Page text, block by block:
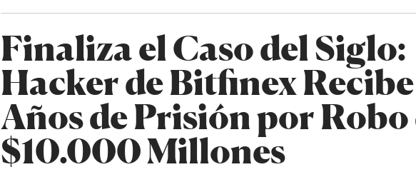
Finaliza el Caso del Siglo:
Hacker de Bitfinex
Años de Prisión por Robo
$10.000 Millones